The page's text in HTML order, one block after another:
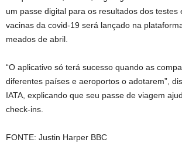
um passe digital para os resultados dos testes
vacinas da covid-19 será lançado na
meados de abril.
“O aplicativo só terá sucesso quando as
diferentes países e aeroportos o adotarem”,
IATA, explicando que seu passe de viagem
check-ins.
FONTE: Justin Harper BBC